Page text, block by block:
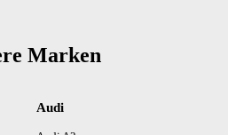
Marken
Audi